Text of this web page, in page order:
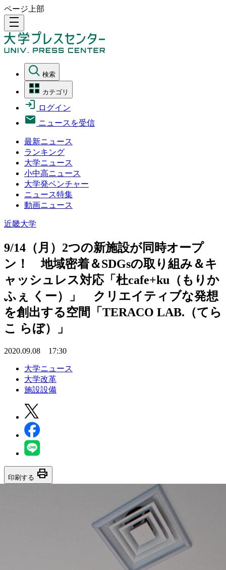
ページ上部
density_medium
検索
カテゴリ
ログイン
ニュースを受信
最新ニュース
ランキング
大学ニュース
小中高ニュース
大学発ベンチャー
ニュース特集
動画ニュース
近畿大学
9/14（月）2つの新施設が同時オープ
ン！ 地域密着＆SDGsの取り組み＆キ
ャッシュレス対応「杜cafe+ku（もりか
ふぇ くー）」 クリエイティブな発想
を創出する空間「TERACO LAB.（てら
こ らぼ）」
2020.09.08 17:30
大学ニュース
大学改革
施設設備
印刷する print